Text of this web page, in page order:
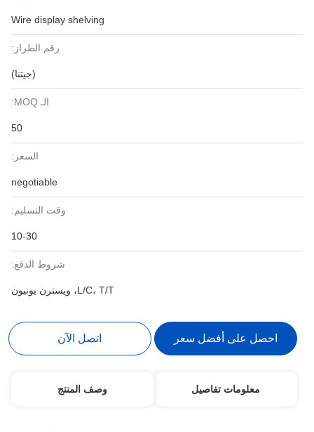
Wire display shelving
رقم الطراز:
(جيتنا)
الـ MOQ:
50
السعر:
negotiable
وقت التسليم:
10-30
شروط الدفع:
L/C، T/T، ويسترن يونيون
احصل على أفضل سعر اتصل الآن
معلومات تفاصيل وصف المنتج